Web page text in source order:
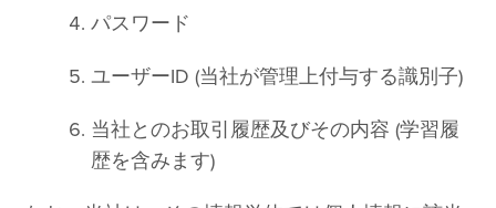
パスワード
ユーザーID (当社が管理上付与する識別子)
当社とのお取引履歴及びその内容 (学習履
歴を含みます)